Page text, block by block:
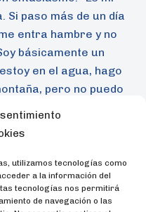
utilizamos tecnologías como
a la información del
tecnologías nos permitirá
de navegación o las
Si paso más de un día
entra hambre y no
básicamente un
en el agua, hago
pero no puedo
en la de los océanos,
sobre la
el mayor pulmón del